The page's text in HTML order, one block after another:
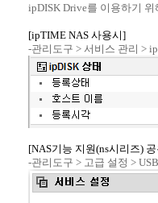
ipDISK Drive를 이용하기
[ipTIME NAS 사용시]
-관리도구 > 서비스 관리 >
[NAS기능 지원(ns시리즈)
-관리도구 > 고급 설정 >